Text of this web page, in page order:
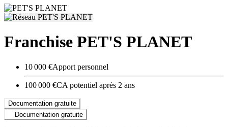
Franchise PET'S PLANET
10 000 €Apport personnel
100 000 €CA potentiel après 2 ans
Documentation gratuite
Documentation gratuite